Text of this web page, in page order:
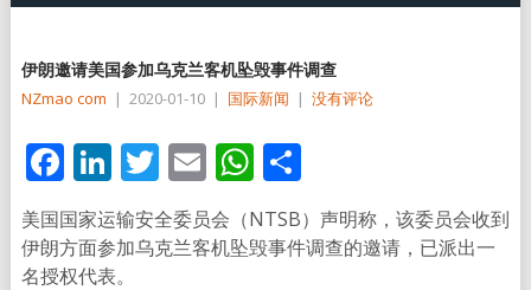
伊朗邀请美国参加乌克兰客机坠毁事件调查
NZmao com | 2020-01-10 | 国际新闻 | 没有评论
Facebook
LinkedIn
Twitter
EmailWhatsApp
分
享
美国国家运输安全委员会（NTSB）声明称，该委员会收到
伊朗方面参加乌克兰客机坠毁事件调查的邀请，已派出一
名授权代表。